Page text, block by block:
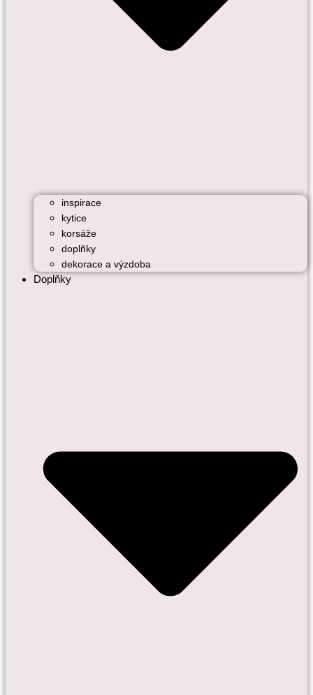
inspirace
kytice
korsáže
doplňky
dekorace a výzdoba
Doplňky